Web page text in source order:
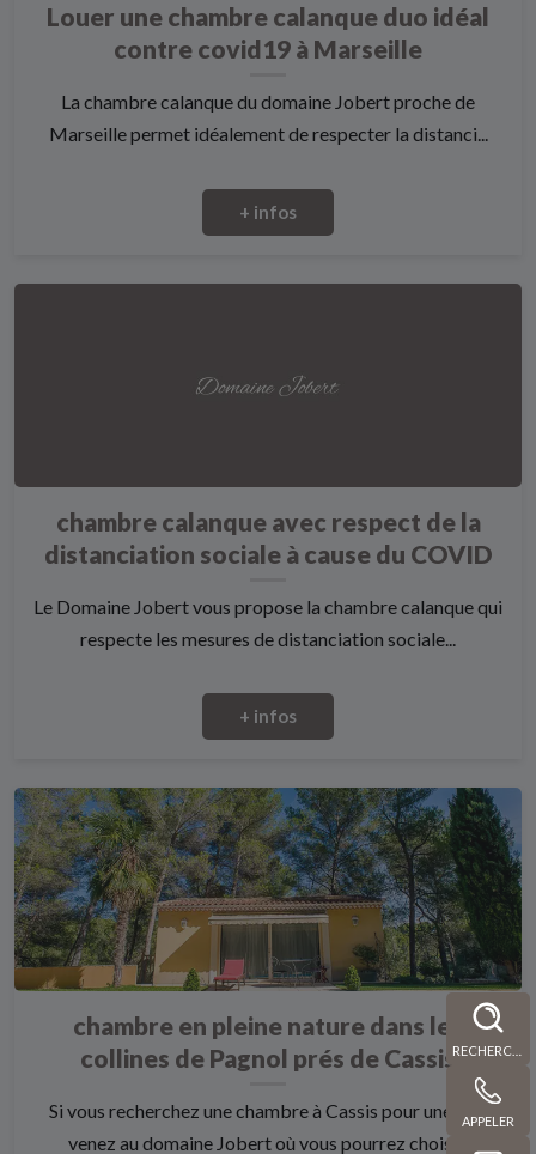
APPELER
Louer une chambre calanque duo idéal
contre covid19 à Marseille
La chambre calanque du domaine Jobert proche de
Marseille permet idéalement de respecter la distanci...
+ infos
chambre calanque avec respect de la
distanciation sociale à cause du COVID
Le Domaine Jobert vous propose la chambre calanque qui
respecte les mesures de distanciation sociale...
+ infos
chambre en pleine nature dans les
collines de Pagnol prés de Cassis
Si vous recherchez une chambre à Cassis pour une nuit
venez au domaine Jobert où vous pourrez choisi...